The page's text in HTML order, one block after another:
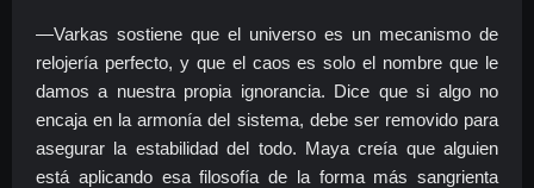
—Varkas sostiene que el universo es un mecanismo de
relojería perfecto, y que el caos es solo el nombre que le
damos a nuestra propia ignorancia. Dice que si algo no
encaja en la armonía del sistema, debe ser removido para
asegurar la estabilidad del todo. Maya creía que alguien
está aplicando esa filosofía de la forma más sangrienta